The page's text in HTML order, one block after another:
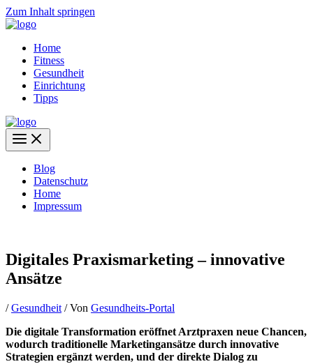
Zum Inhalt springen
Home
Fitness
Gesundheit
Einrichtung
Tipps
Blog
Datenschutz
Home
Impressum
Digitales Praxismarketing – innovative
Ansätze
/Gesundheit / Von Gesundheits-Portal
Die digitale Transformation eröffnet Arztpraxen neue Chancen,
wodurch traditionelle Marketingansätze durch innovative
Strategien ergänzt werden, und der direkte Dialog zu